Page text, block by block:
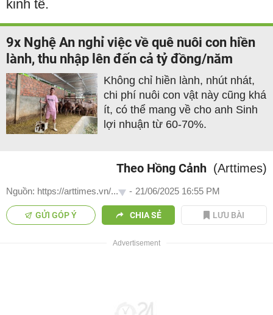
kinh tế.
9x Nghệ An nghỉ việc về quê nuôi con hiền
lành, thu nhập lên đến cả tỷ đồng/năm
Không chỉ hiền lành, nhút nhát,
chi phí nuôi con vật này cũng khá
ít, có thể mang về cho anh Sinh
lợi nhuận từ 60-70%.
Theo Hồng Cảnh (Arttimes)
Nguồn: https://arttimes.vn/... - 21/06/2025 16:55 PM
GỬI GÓP Ý CHIA SẺ LƯU BÀI